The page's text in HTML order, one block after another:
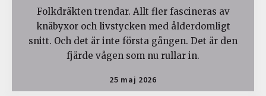
Folkdräkten trendar. Allt fler fascineras av
knäbyxor och livstycken med ålderdomligt
snitt. Och det är inte första gången. Det är den
fjärde vågen som nu rullar in.
25 maj 2026